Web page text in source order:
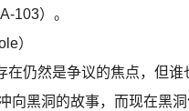
103）。
）
仍然是争议的焦点，但谁
向黑洞的故事，而现在黑